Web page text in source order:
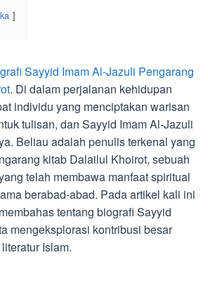
Sayyid Imam Al-Jazuli Pengarang
. Di dalam perjalanan kehidupan
individu yang menciptakan warisan
tulisan, dan Sayyid Imam Al-Jazuli
Beliau adalah penulis terkenal yang
kitab Dalailul Khoirot, sebuah
telah membawa manfaat spiritual
berabad-abad. Pada artikel kali ini
tentang biografi Sayyid
mengeksplorasi kontribusi besar
Islam.